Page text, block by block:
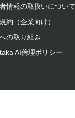
情報の取扱いについて
約（企業向け）
の取り組み
AI倫理ポリシー